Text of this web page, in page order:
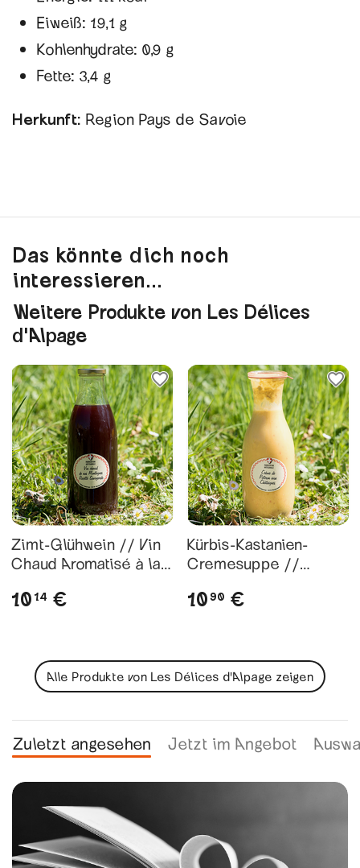
Eiweiß: 19,1 g
Kohlenhydrate: 0,9 g
Fette: 3,4 g
Herkunft: Region Pays de Savoie
Das könnte dich noch
interessieren...
Weitere Produkte von Les Délices
d'Alpage
Zimt-Glühwein // Vin
Chaud Aromatisé à la
10 14 €
Kürbis-Kastanien-
Cremesuppe //
Châtaignes
1090 €
Alle Produkte von Les Délices d'Alpage zeigen
Zuletzt angesehen Jetzt im Angebot